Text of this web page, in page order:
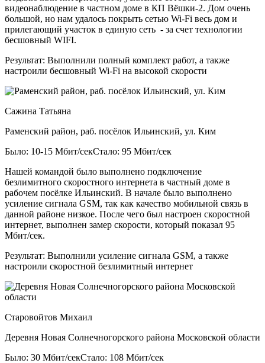
видеонаблюдение в частном доме в КП Вёшки-2. Дом очень
большой, но нам удалось покрыть сетью Wi-Fi весь дом и
прилегающий участок в единую сеть - за счет технологии
бесшовный WIFI.
Результат: Выполнили полный комплект работ, а также
настроили бесшовный Wi-Fi на высокой скорости
Сажина Татьяна
Раменский район, раб. посёлок Ильинский, ул. Ким
Было: 10-15 Мбит/секСтало: 95 Мбит/сек
Нашей командой было выполнено подключение
безлимитного скоростного интернета в частный доме в
рабочем посёлке Ильинский. В начале было выполнено
усиление сигнала GSM, так как качество мобильной связь в
данной районе низкое. После чего был настроен скоростной
интернет, выполнен замер скорости, который показал 95
Мбит/сек.
Результат: Выполнили усиление сигнала GSM, а также
настроили скоростной безлимитный интернет
Старовойтов Михаил
Деревня Новая Солнечногорского района Московской области
Было: 30 Мбит/секСтало: 108 Мбит/сек